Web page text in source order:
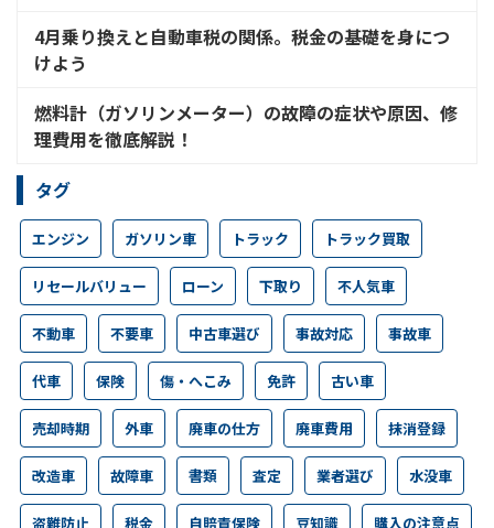
4月乗り換えと自動車税の関係。税金の基礎を身につ
けよう
燃料計（ガソリンメーター）の故障の症状や原因、修
理費用を徹底解説！
タグ
エンジン ガソリン車 トラック トラック買取
リセールバリュー ローン 下取り 不人気車
不動車 不要車 中古車選び 事故対応 事故車
代車 保険 傷・へこみ 免許 古い車
売却時期 外車 廃車の仕方 廃車費用 抹消登録
改造車 故障車 書類 査定 業者選び 水没車
盗難防止 税金 自賠責保険 豆知識 購入の注意点